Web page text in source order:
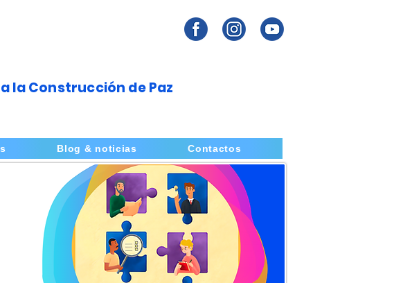
la Construcción de Paz
Blog & noticias Contactos